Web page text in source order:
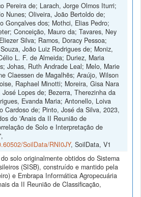
Pereira de; Larach, Jorge Olmos Iturri;
Nunes; Oliveira, João Bertoldo de;
Gonçalves dos; Mothci, Elias Pedro;
Conceição, Mauro da; Tavares, Ney
Silva; Ramos, Doracy Pessoa;
João Luiz Rodrigues de; Moniz,
L. F. de Almeida; Duriez, Maria
Johas, Ruth Andrade Leal; Melo, Marie
Claessen de Magalhẽs; Araújo, Wilson
Raphael Minotti; Moreira, Gisa Nara
Lopes de; Bezerra, Therezinha da
Evanda Maria; Antonello, Loiva
Cardoso de; Pinto, José da Silva, 2023,
do 'Anais da II Reunião de
de Solo e Interpretação de
SoilData/RNI0JY, SoilData, V1
solo originalmente obtidos do Sistema
(SISB), construído e mantido pela
e Embrapa Informática Agropecuária
da II Reunião de Classificação,